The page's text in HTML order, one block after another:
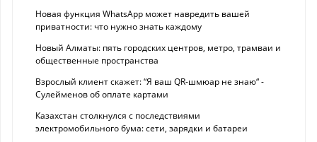
Новая функция WhatsApp может навредить вашей
приватности: что нужно знать каждому
Новый Алматы: пять городских центров, метро, трамваи и
общественные пространства
Взрослый клиент скажет: “Я ваш QR-шмюар не знаю“ -
Сулейменов об оплате картами
Казахстан столкнулся с последствиями
электромобильного бума: сети, зарядки и батареи